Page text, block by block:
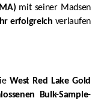
mit seiner Madsen
erfolgreich verlaufen
West Red Lake Gold
Bulk-Sample-